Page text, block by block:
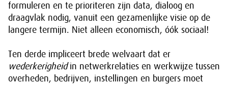
formuleren en te prioriteren zijn data, dialoog en
draagvlak nodig, vanuit een gezamenlijke visie op de
langere termijn. Niet alleen economisch, óók sociaal!
Ten derde impliceert brede welvaart dat er
wederkerigheidin netwerkrelaties en werkwijze tussen
overheden, bedrijven, instellingen en burgers moet